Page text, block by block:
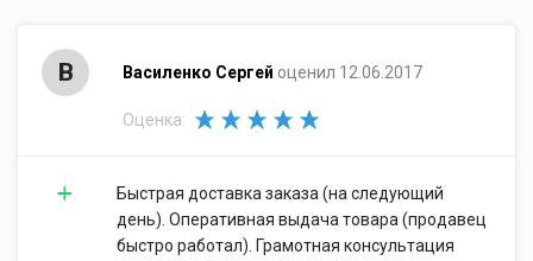
В Василенко Сергей оценил 12.06.2017
Оценка:
Быстрая доставка заказа (на следующий
день). Оперативная выдача товара (продавец
быстро работал). Грамотная консультация